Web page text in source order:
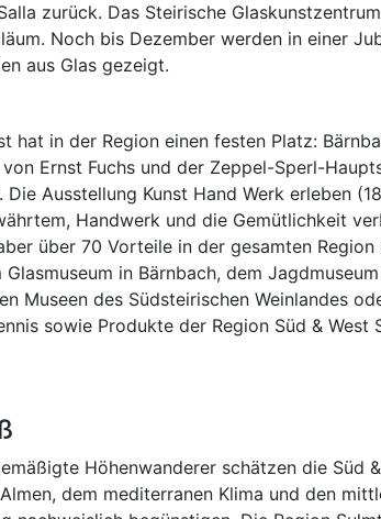
zurück. Das Steirische
Noch bis Dezember werden in einer
aus Glas gezeigt.
hat in der Region einen festen Platz:
Ernst Fuchs und der Zeppel-Sperl-
Ausstellung Kunst Hand Werk erleben
Handwerk und die Gemütlichkeit
über 70 Vorteile in der gesamten
in Bärnbach, dem
Museen des Südsteirischen Weinlandes
sowie Produkte der Region Süd &
Höhenwanderer schätzen die Süd
dem mediterranen Klima und den